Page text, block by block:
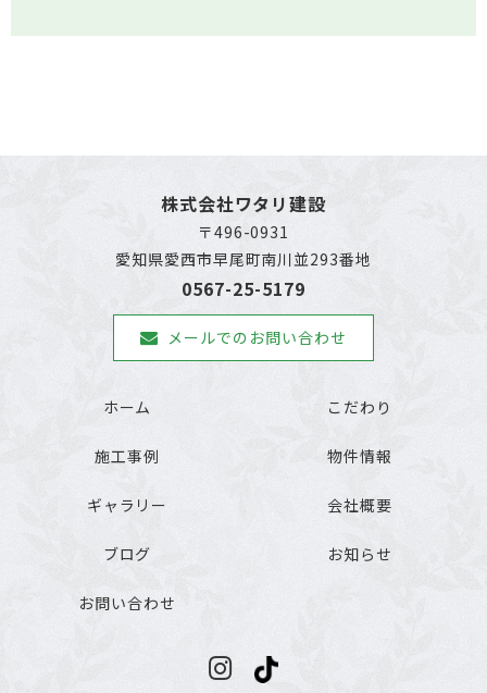
株式会社ワタリ建設
〒496-0931
愛知県愛西市早尾町南川並293番地
0567-25-5179
メールでのお問い合わせ
ホーム こだわり
施工事例 物件情報
ギャラリー 会社概要
ブログ お知らせ
お問い合わせ